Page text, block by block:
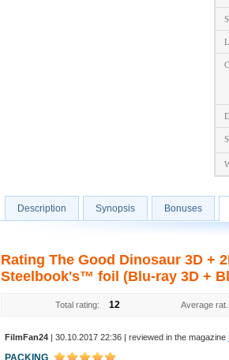
Description Synopsis Bonuses
Rating The Good Dinosaur 3D
Steelbook's™ foil (Blu-ray 3D +
Total rating: 12 Average rat.:
FilmFan24 | 30.10.2017 22:36 | reviewed in the magazine
PACKING